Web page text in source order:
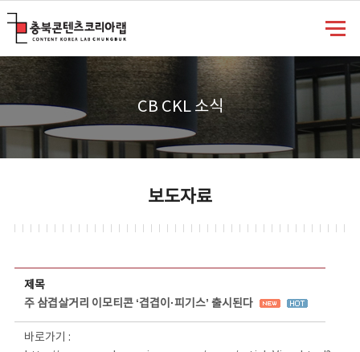
CB CKL 소식
보도자료
제목
주 삼겹살거리 이모티콘 ‘겹겹이·피기스’ 출시된다
바로가기 :